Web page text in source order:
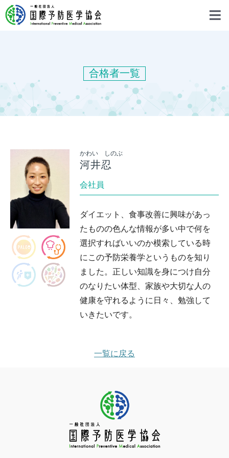
合格者一覧
かわい しのぶ
河井忍
会社員
ダイエット、食事改善に興味があっ
たものの色んな情報が多い中で何を
選択すればいいのか模索している時
にこの予防栄養学というものを知り
ました。正しい知識を身につけ自分
のなりたい体型、家族や大切な人の
健康を守れるように日々、勉強して
いきたいです。
一覧に戻る